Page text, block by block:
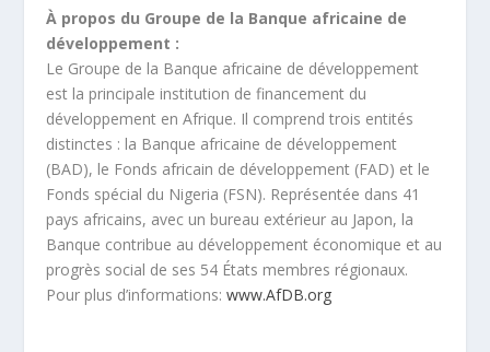
À propos du Groupe de la Banque africaine de
développement :
Le Groupe de la Banque africaine de développement
est la principale institution de financement du
développement en Afrique. Il comprend trois entités
distinctes : la Banque africaine de développement
(BAD), le Fonds africain de développement (FAD) et le
Fonds spécial du Nigeria (FSN). Représentée dans 41
pays africains, avec un bureau extérieur au Japon, la
Banque contribue au développement économique et au
progrès social de ses 54 États membres régionaux.
Pour plus d’informations:www.AfDB.org